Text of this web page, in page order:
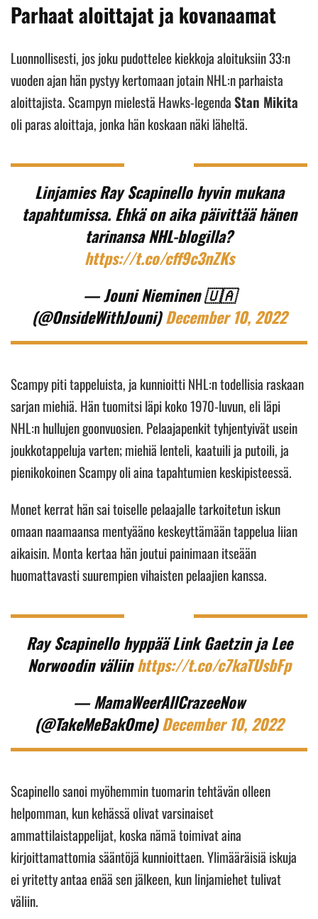
Parhaat aloittajat ja kovanaamat
Luonnollisesti, jos joku pudottelee kiekkoja aloituksiin 33:n
vuoden ajan hän pystyy kertomaan jotain NHL:n parhaista
aloittajista. Scampyn mielestä Hawks-legendaStan Mikita
oli paras aloittaja, jonka hän koskaan näki läheltä.
Linjamies Ray Scapinello hyvin mukana
tapahtumissa. Ehkä on aika päivittää hänen
tarinansa NHL-blogilla?
https://t.co/cff9c3nZKs
— Jouni Nieminen 🇺🇦
(@OnsideWithJouni)December 10, 2022
Scampy piti tappeluista, ja kunnioitti NHL:n todellisia raskaan
sarjan miehiä. Hän tuomitsi läpi koko 1970-luvun, eli läpi
NHL:n hullujen goonvuosien. Pelaajapenkit tyhjentyivät usein
joukkotappeluja varten; miehiä lenteli, kaatuili ja putoili, ja
pienikokoinen Scampy oli aina tapahtumien keskipisteessä.
Monet kerrat hän sai toiselle pelaajalle tarkoitetun iskun
omaan naamaansa mentyääno keskeyttämään tappelua liian
aikaisin. Monta kertaa hän joutui painimaan itseään
huomattavasti suurempien vihaisten pelaajien kanssa.
Ray Scapinello hyppää Link Gaetzin ja Lee
Norwoodin väliinhttps://t.co/c7kaTUsbFp
— MamaWeerAllCrazeeNow
(@TakeMeBakOme)December 10, 2022
Scapinello sanoi myöhemmin tuomarin tehtävän olleen
helpomman, kun kehässä olivat varsinaiset
ammattilaistappelijat, koska nämä toimivat aina
kirjoittamattomia sääntöjä kunnioittaen. Ylimääräisiä iskuja
ei yritetty antaa enää sen jälkeen, kun linjamiehet tulivat
väliin.